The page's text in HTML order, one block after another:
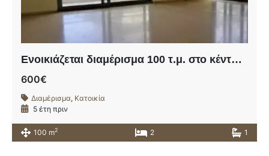
Ενοικιάζεται διαμέρισμα 100 τ.μ. στο κέντρο της πόλης των Χανίων.
600€
Διαμέρισμα, Κατοικία
5 έτη πριν
100 m2 2 1